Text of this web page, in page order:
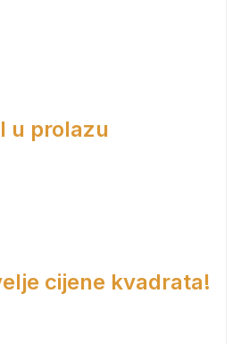
u prolazu
cijene kvadrata!